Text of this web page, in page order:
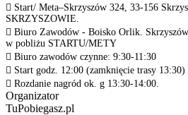
 Start/ Meta–Skrzyszów 324, 33-156
SKRZYSZOWIE.
 Biuro Zawodów - Boisko Orlik.
w pobliżu STARTU/METY
 Biuro zawodów czynne: 9:30-11:30
 Start godz. 12:00 (zamknięcie trasy 13:30)
 Rozdanie nagród ok. g 13:30-14:00.
Organizator
TuPobiegasz.pl